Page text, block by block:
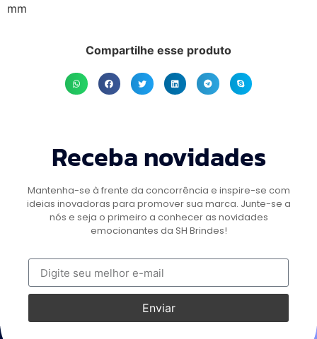
mm
Compartilhe esse produto
Receba novidades
Mantenha-se à frente da concorrência e inspire-se com
ideias inovadoras para promover sua marca. Junte-se a
nós e seja o primeiro a conhecer as novidades
emocionantes da SH Brindes!
Enviar